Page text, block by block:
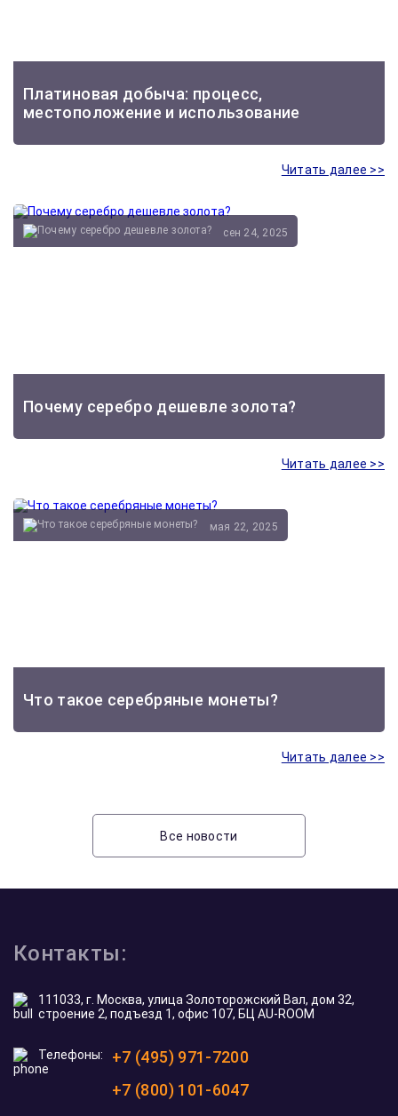
Платиновая добыча: процесс,
местоположение и использование
Читать далее >>
Почему серебро дешевле золота?
сен 24, 2025
Читать далее >>
Что такое серебряные монеты?
мая 22, 2025
Читать далее >>
Все новости
Контакты:
111033, г. Москва, улица Золоторожский Вал, дом 32,
строение 2, подъезд 1, офис 107, БЦ AU-ROOM
Телефоны:
+7 (495) 971-7200
+7 (800) 101-6047